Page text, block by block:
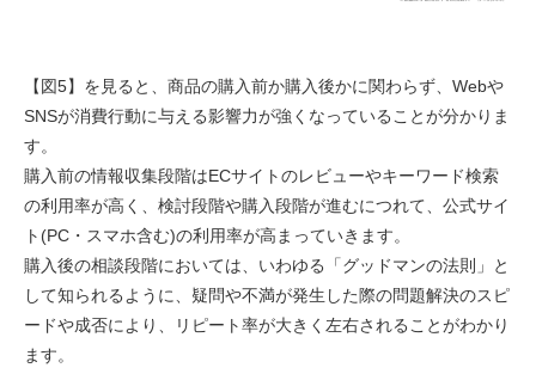
【図5】を見ると、商品の購入前か購入後かに関わらず、Webや
SNSが消費行動に与える影響力が強くなっていることが分かりま
す。
購入前の情報収集段階はECサイトのレビューやキーワード検索
の利用率が高く、検討段階や購入段階が進むにつれて、公式サイ
ト(PC・スマホ含む)の利用率が高まっていきます。
購入後の相談段階においては、いわゆる「グッドマンの法則」と
して知られるように、疑問や不満が発生した際の問題解決のスピ
ードや成否により、リピート率が大きく左右されることがわかり
ます。